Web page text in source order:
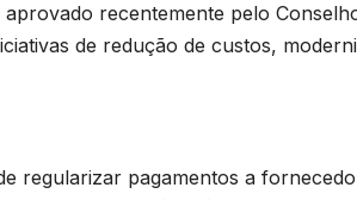
recentemente pelo
de redução de custos,
regularizar pagamentos a